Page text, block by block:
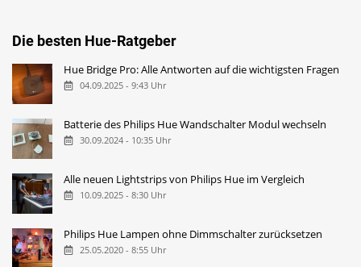
Die besten Hue-Ratgeber
Hue Bridge Pro: Alle Antworten auf die wichtigsten Fragen
04.09.2025 - 9:43 Uhr
Batterie des Philips Hue Wandschalter Modul wechseln
30.09.2024 - 10:35 Uhr
Alle neuen Lightstrips von Philips Hue im Vergleich
10.09.2025 - 8:30 Uhr
Philips Hue Lampen ohne Dimmschalter zurücksetzen
25.05.2020 - 8:55 Uhr